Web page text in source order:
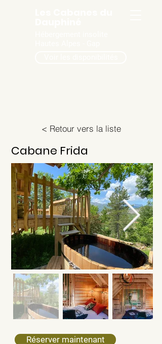
< Retour vers la liste
Cabane Frida
Réserver maintenant